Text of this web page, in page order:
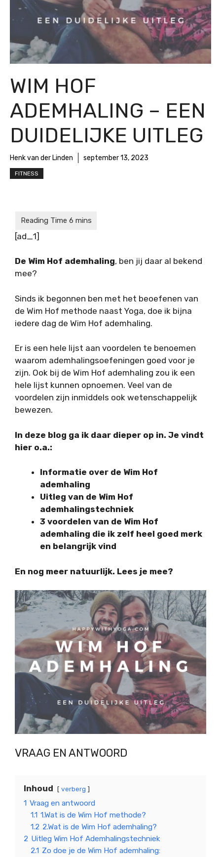
WIM HOF
ADEMHALING – EEN
DUIDELIJKE UITLEG
Henk van der Linden september 13, 2023
FITNESS
[ad_1]
De Wim Hof ademhaling, ben jij daar al bekend
mee?
Sinds ik begonnen ben met het beoefenen van
de Wim Hof methode naast Yoga, doe ik bijna
iedere dag de Wim Hof ademhaling.
Er is een hele lijst aan voordelen te benoemen
waarom ademhalingsoefeningen goed voor je
zijn. Ook bij de Wim Hof ademhaling zou ik een
hele lijst kunnen opnoemen. Veel van de
voordelen zijn inmiddels ook wetenschappelijk
bewezen.
In deze blog ga ik daar dieper op in. Je vindt
hier o.a.:
Informatie over de Wim Hof
ademhaling
Uitleg van de Wim Hof
ademhalingstechniek
3 voordelen van de Wim Hof
ademhaling die ik zelf heel goed merk
en belangrijk vind
En nog meer natuurlijk. Lees je mee?
VRAAG EN ANTWOORD
Inhoud verberg
1 Vraag en antwoord
1.1 1.Wat is de Wim Hof methode?
1.2 2.Wat is de Wim Hof ademhaling?
2 Uitleg Wim Hof Ademhalingstechniek
2.1 Zo doe je de Wim Hof ademhaling: